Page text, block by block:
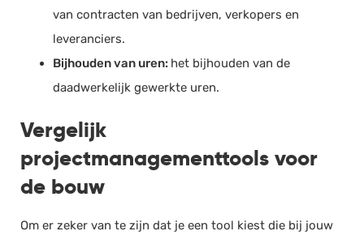
van contracten van bedrijven, verkopers en
leveranciers.
Bijhouden van uren: het bijhouden van de
daadwerkelijk gewerkte uren.
Vergelijk
projectmanagementtools voor
de bouw
Om er zeker van te zijn dat je een tool kiest die bij jouw